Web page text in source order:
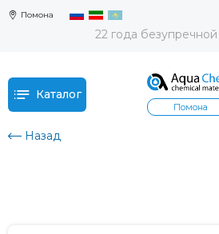
Помона
22 года
Каталог
Помона
Назад